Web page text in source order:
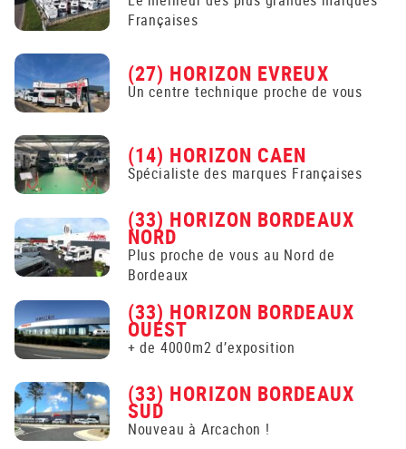
Françaises
(27) HORIZON EVREUX
Un centre technique proche de vous
(14) HORIZON CAEN
Spécialiste des marques Françaises
(33) HORIZON BORDEAUX
NORD
Plus proche de vous au Nord de
Bordeaux
(33) HORIZON BORDEAUX
OUEST
+ de 4000m2 d’exposition
(33) HORIZON BORDEAUX
SUD
Nouveau à Arcachon !